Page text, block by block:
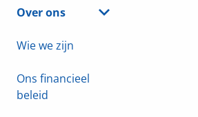
Over ons
Wie we zijn
Ons financieel
beleid